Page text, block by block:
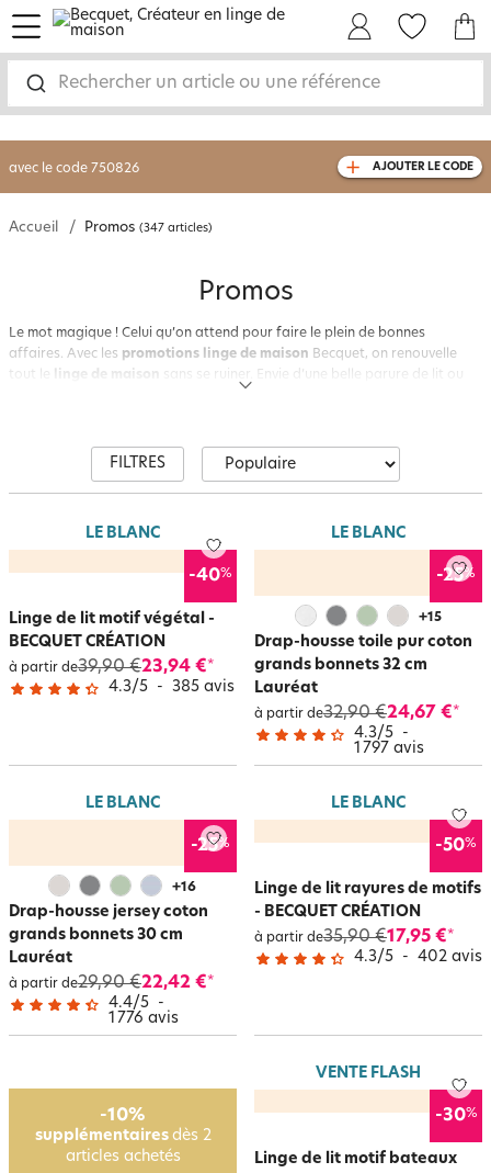
Rechercher un article ou une référence
menu
-30% sur votre commandedès 2 articles
livraison GRATUITEdès 110€ d'achat
avec le code 750826 AJOUTER LE CODE
Accueil Promos (347 articles)
Promos
Le mot magique ! Celui qu’on attend pour faire le plein de bonnes
affaires. Avec les promotions linge de maison Becquet, on renouvelle
tout le
linge de maison
sans se ruiner. Envie d’une belle parure de lit ou
unis ou à motifs... à prix cassés. C’est moins cher bien sûr mais la qualité
reste irréprochable.
FILTRES
LE BLANC
-40%
Linge de lit motif végétal -
BECQUET CRÉATION
à partir de39,90 €23,94 €*
4.3/5 - 385 avis
LE BLANC
-25%
+15
Drap-housse toile pur coton
grands bonnets 32 cm
Lauréat
à partir de32,90 €24,67 €*
4.3/5 -
1 797 avis
LE BLANC
-25%
+16
Drap-housse jersey coton
grands bonnets 30 cm
Lauréat
à partir de29,90 €22,42 €*
4.4/5 -
1 776 avis
LE BLANC
-50%
Linge de lit rayures de motifs
- BECQUET CRÉATION
à partir de35,90 €17,95 €*
4.3/5 - 402 avis
VENTE FLASH
-30%
Linge de lit motif bateaux
-10%
supplémentaires dès 2
articles achetés